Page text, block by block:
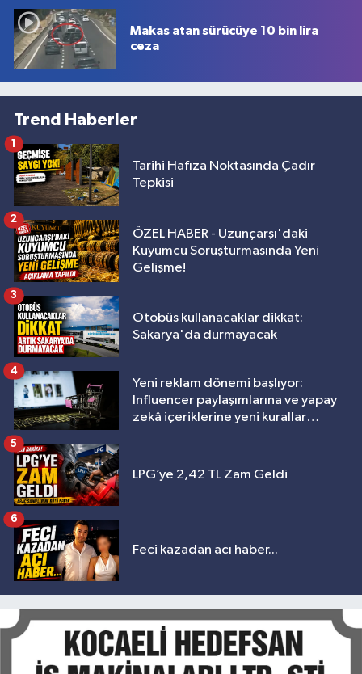
Makas atan sürücüye 10 bin lira
ceza
Trend Haberler
Tarihi Hafıza Noktasında Çadır
Tepkisi
1
ÖZEL HABER - Uzunçarşı'daki
Kuyumcu Soruşturmasında Yeni
Gelişme!
2
Otobüs kullanacaklar dikkat:
Sakarya'da durmayacak
3
Yeni reklam dönemi başlıyor:
Influencer paylaşımlarına ve yapay
zekâ içeriklerine yeni kurallar
4
LPG’ye 2,42 TL Zam Geldi
5
Feci kazadan acı haber...
6